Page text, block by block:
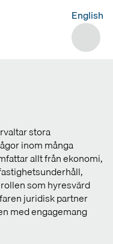
English
stora
inom många
allt från ekonomi,
som hyresvärd
juridisk partner
med engagemang